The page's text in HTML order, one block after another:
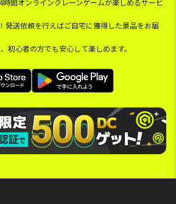
間オンラインクレーンゲームが楽しめるサービ
発送依頼を行えばご自宅に獲得した景品をお届
初心者の方でも安心して楽しめます。